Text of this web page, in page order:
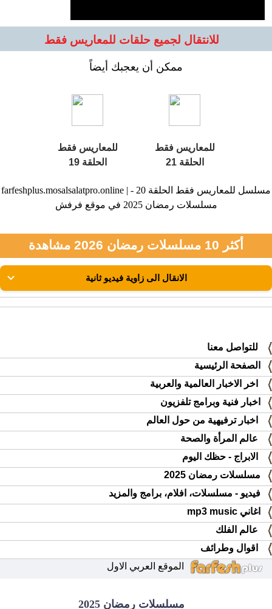
للانتقال لجميع حلقات للمعاريس فقط
ممكن أن يعجبك أيضاً
للمعاريس فقط
الحلقة 21
للمعاريس فقط
الحلقة 19
farfeshplus.mosalsalatpro.online | مسلسل للمعاريس فقط الحلقة 20 -
مسلسلات رمضان 2025 في موقع فرفش
أكثر 10 مسلسلات رمضان 2026 مشاهدة
للتواصل معنا
الصفحة الرئيسية
اخر الاخبار العالمية والعربية
اخبار فنية وبرامج تلفزيون
اخبار ترفيهية من حول العالم
عالم المرأة والصحة
الابراج - حظك اليوم
مسلسلات رمضان 2025
فيديو - مسلسلات، افلام، برامج والمزيد
اغاني mp3 music
عالم الفلك
اقوال وطرائف
الموقع العربي الاول
مسلسلات رمضان 2025